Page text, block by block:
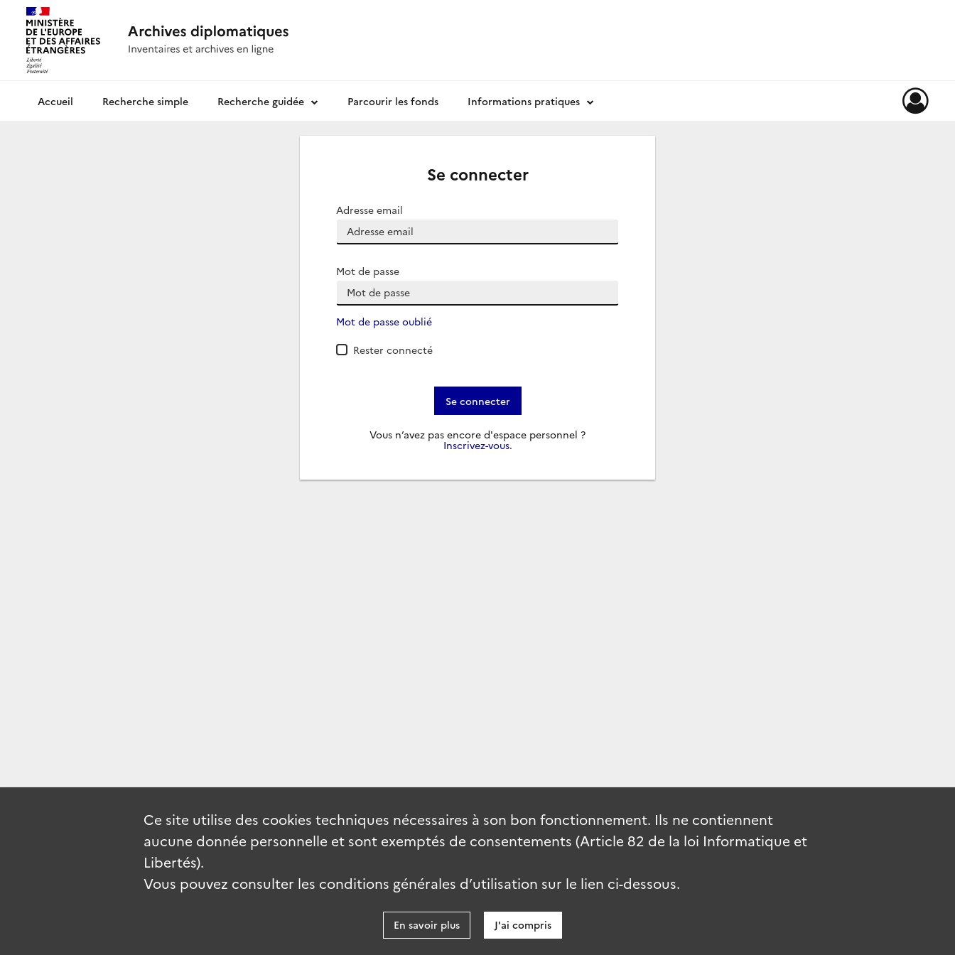
Archives diplomatiquesRecherche simple Recherche guidée Parcourir les fonds Informations pratiques
Se connecter
Adresse email
Mot de passe
Mot de passe oublié
Rester connecté
Se connecter
Vous n’avez pas encore d'espace personnel ?
Inscrivez-vous.
Ce site utilise des cookies techniques nécessaires à son bon fonctionnement. Ils ne contiennent
aucune donnée personnelle et sont exemptés de consentements (Article 82 de la loi Informatique et
Libertés).
Vous pouvez consulter les conditions générales d’utilisation sur le lien ci-dessous.
En savoir plus J'ai compris